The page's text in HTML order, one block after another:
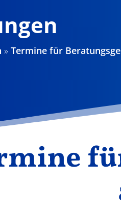
»Termine für